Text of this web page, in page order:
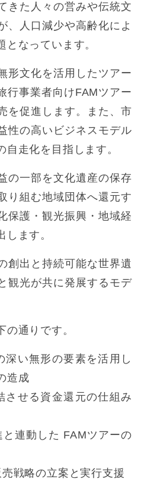
きた人々の営みや伝統文
、人口減少や高齢化によ
となっています。
形文化を活用したツアー
行事業者向けFAMツアー
を促進します。また、市
性の高いビジネスモデル
走化を目指します。
の一部を文化遺産の保存
り組む地域団体へ還元す
保護・観光振興・地域経
ます。
創出と持続可能な世界遺
観光が共に発展するモデ
通りです。
深い無形の要素を活用し
造成
させる資金還元の仕組み
と連動した FAMツアーの
売戦略の立案と実行支援